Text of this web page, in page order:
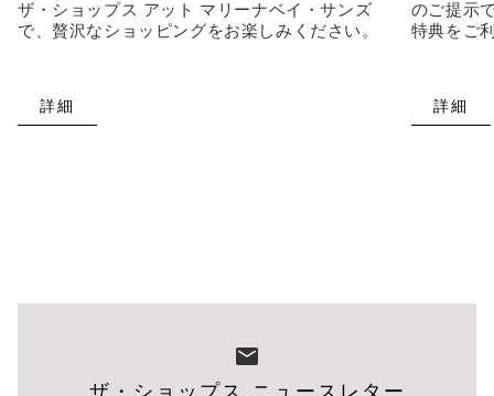
ザ・ショップス アット マリーナベイ・サンズ
で、贅沢なショッピングをお楽しみください。
詳細
のご提示
特典をご
詳細